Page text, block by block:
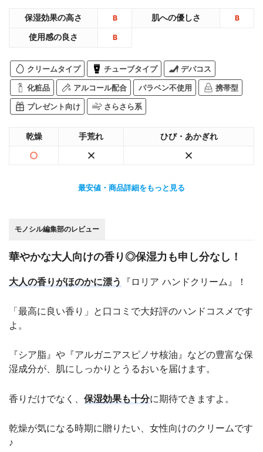
保湿効果の高さ B 肌への優しさ B
使用感の良さ B
クリームタイプ チューブタイプ デパコス
化粧品 アルコール配合 パラベン不使用 携帯型
プレゼント向け さらさら系
乾燥 手荒れ ひび・あかぎれ
最安値・商品詳細をもっと見る
モノシル編集部のレビュー
華やかな大人向けの香り◎保湿力も申し分なし！
大人の香りがほのかに漂う 『ロリア ハンドクリーム』！
「最高に良い香り」と口コミで大好評のハンドコスメです
よ。
『シア脂』や『アルガニアスピノサ核油』などの豊富な保
湿成分が、肌にしっかりとうるおいを届けます。
香りだけでなく、 保湿効果も十分に期待できますよ。
乾燥が気になる時期に贈りたい、女性向けのクリームです
♪